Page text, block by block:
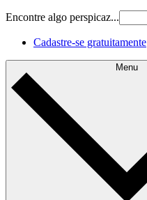
Encontre algo perspicaz...
Cadastre‐se gratuitamente
Menu